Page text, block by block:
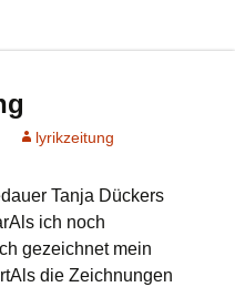
lyrikzeitung
Tanja Dückers
ich noch
gezeichnet mein
die Zeichnungen